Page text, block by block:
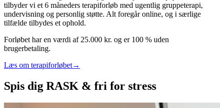
tilbyder vi et 6 måneders terapiforløb med ugentlig gruppeterapi,
undervisning og personlig støtte. Alt foregår online, og i særlige
tilfælde tilbydes et ophold.
Forløbet har en værdi af 25.000 kr. og er 100 % uden
brugerbetaling.
Læs om terapiforløbet→
Spis dig RASK & fri for stress